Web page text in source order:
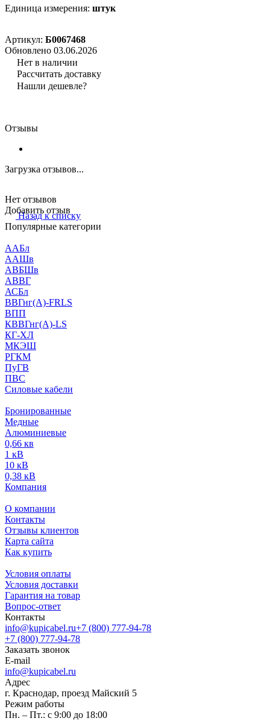
Единица измерения: штук
Артикул: Б0067468
Обновлено 03.06.2026
Нет в наличии
Рассчитать доставку
Нашли дешевле?
Отзывы
Загрузка отзывов...
Нет отзывов
Добавить отзыв
Назад к списку
Популярные категории
ААБл
ААШв
АВБШв
АВВГ
АСБл
ВВГнг(А)-FRLS
ВПП
КВВГнг(А)-LS
КГ-ХЛ
МКЭШ
РГКМ
ПуГВ
ПВС
Силовые кабели
Бронированные
Медные
Алюминиевые
0,66 кв
1 кВ
10 кВ
0,38 кВ
Компания
О компании
Контакты
Отзывы клиентов
Карта сайта
Как купить
Условия оплаты
Условия доставки
Гарантия на товар
Вопрос-ответ
Контакты
info@kupicabel.ru+7 (800) 777-94-78
+7 (800) 777-94-78
Заказать звонок
E-mail
info@kupicabel.ru
Адрес
г. Краснодар, проезд Майский 5
Режим работы
Пн. – Пт.: с 9:00 до 18:00